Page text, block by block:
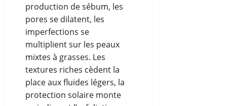
production de sébum, les
pores se dilatent, les
imperfections se
multiplient sur les peaux
mixtes à grasses. Les
textures riches cèdent la
place aux fluides légers, la
protection solaire monte